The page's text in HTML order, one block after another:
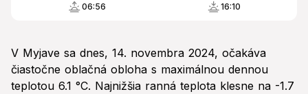
06:56 16:10
V Myjave sa dnes, 14. novembra 2024, očakáva
čiastočne oblačná obloha s maximálnou dennou
teplotou 6.1 °C. Najnižšia ranná teplota klesne na -1.7